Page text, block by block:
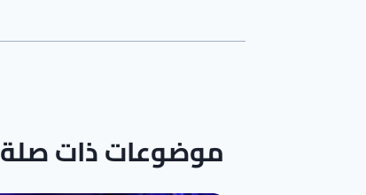
موضوعات ذات صلة